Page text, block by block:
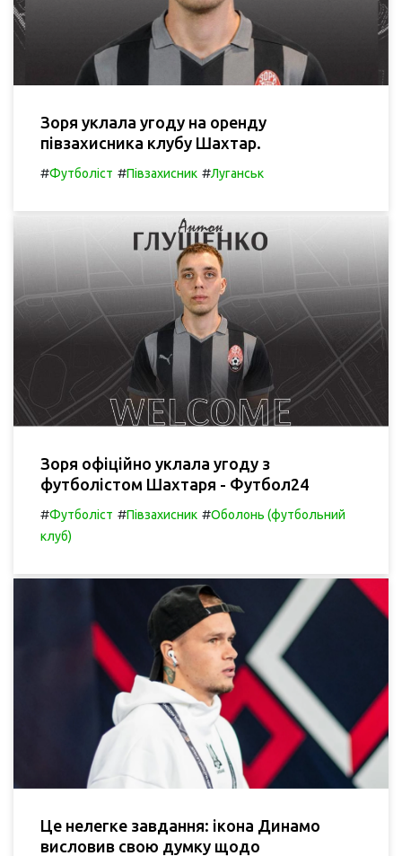
Зоря уклала угоду на оренду
півзахисника клубу Шахтар.
#Футболіст #Півзахисник #Луганськ
Зоря офіційно уклала угоду з
футболістом Шахтаря - Футбол24
#Футболіст #Півзахисник #Оболонь (футбольний
клуб)
Це нелегке завдання: ікона Динамо
висловив свою думку щодо